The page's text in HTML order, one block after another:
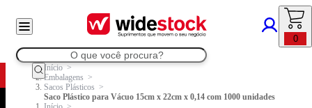
0
Início
Embalagens
Sacos Plásticos
Saco Plástico para Vácuo 15cm x 22cm x 0,14 com 1000 unidades